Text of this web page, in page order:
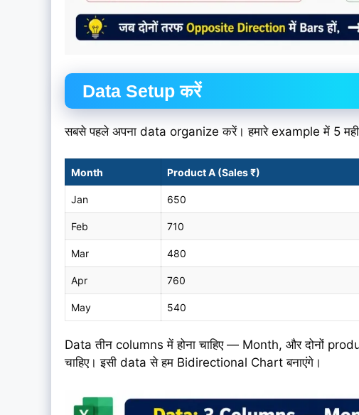
Data Setup करें
सबसे पहले अपना data organize करें। हमारे example में 5
Month Product A (Sales ₹)
Jan 650
Feb 710
Mar 480
Apr 760
May 540
Data तीन columns में होना चाहिए — Month, और दोनों
चाहिए। इसी data से हम Bidirectional Chart बनाएंगे।